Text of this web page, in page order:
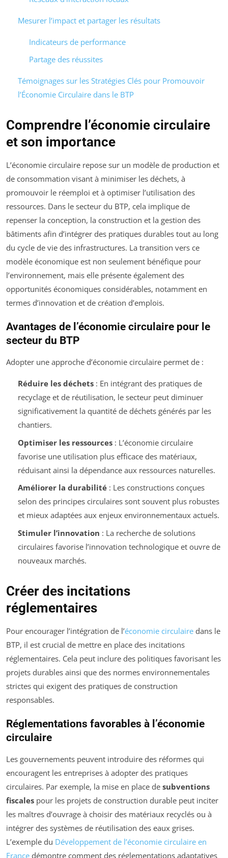
Mesurer l’impact et partager les résultats
Indicateurs de performance
Partage des réussites
Témoignages sur les Stratégies Clés pour Promouvoir
l’Économie Circulaire dans le BTP
Comprendre l’économie circulaire
et son importance
L’économie circulaire repose sur un modèle de production et
de consommation visant à minimiser les déchets, à
promouvoir le réemploi et à optimiser l’utilisation des
ressources. Dans le secteur du BTP, cela implique de
repenser la conception, la construction et la gestion des
bâtiments afin d’intégrer des pratiques durables tout au long
du cycle de vie des infrastructures. La transition vers ce
modèle économique est non seulement bénéfique pour
l’environnement, mais elle présente également des
opportunités économiques considérables, notamment en
termes d’innovation et de création d’emplois.
Avantages de l’économie circulaire pour le
secteur du BTP
Adopter une approche d’économie circulaire permet de :
Réduire les déchets: En intégrant des pratiques de
recyclage et de réutilisation, le secteur peut diminuer
significativement la quantité de déchets générés par les
chantiers.
Optimiser les ressources: L’économie circulaire
favorise une utilisation plus efficace des matériaux,
réduisant ainsi la dépendance aux ressources naturelles.
Améliorer la durabilité: Les constructions conçues
selon des principes circulaires sont souvent plus robustes
et mieux adaptées aux enjeux environnementaux actuels.
Stimuler l’innovation : La recherche de solutions
circulaires favorise l’innovation technologique et ouvre de
nouveaux marchés.
Créer des incitations
réglementaires
Pour encourager l’intégration de l’économie circulaire dans le
BTP, il est crucial de mettre en place des incitations
réglementaires. Cela peut inclure des politiques favorisant les
projets durables ainsi que des normes environnementales
strictes qui exigent des pratiques de construction
responsables.
Réglementations favorables à l’économie
circulaire
Les gouvernements peuvent introduire des réformes qui
encouragent les entreprises à adopter des pratiques
circulaires. Par exemple, la mise en place de subventions
fiscales pour les projets de construction durable peut inciter
les maîtres d’ouvrage à choisir des matériaux recyclés ou à
intégrer des systèmes de réutilisation des eaux grises.
L’exemple du Développement de l’économie circulaire en
France démontre comment des réglementations adaptatives